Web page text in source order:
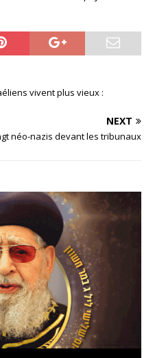
vivent plus vieux :
NEXT
néo-nazis devant les tribunaux